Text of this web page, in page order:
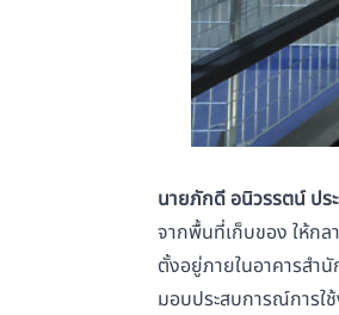
นายภักดี อนิวรรตน์ ปร
จากพื้นที่เก็บของ ให้กล
ตั้งอยู่ภายในอาคารสำ
มอบประสบการณ์การใ